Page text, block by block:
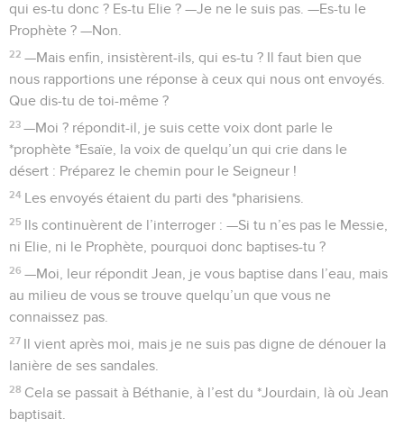
qui es-tu donc ? Es-tu Elie ? —Je ne le suis pas. —Es-tu le
Prophète ? —Non.
22 —Mais enfin, insistèrent-ils, qui es-tu ? Il faut bien que
nous rapportions une réponse à ceux qui nous ont envoyés.
Que dis-tu de toi-même ?
23 —Moi ? répondit-il, je suis cette voix dont parle le
*prophète *Esaïe, la voix de quelqu’un qui crie dans le
désert : Préparez le chemin pour le Seigneur !
24 Les envoyés étaient du parti des *pharisiens.
25 Ils continuèrent de l’interroger : —Si tu n’es pas le Messie,
ni Elie, ni le Prophète, pourquoi donc baptises-tu ?
26 —Moi, leur répondit Jean, je vous baptise dans l’eau, mais
au milieu de vous se trouve quelqu’un que vous ne
connaissez pas.
27 Il vient après moi, mais je ne suis pas digne de dénouer la
lanière de ses sandales.
28 Cela se passait à Béthanie, à l’est du *Jourdain, là où Jean
baptisait.